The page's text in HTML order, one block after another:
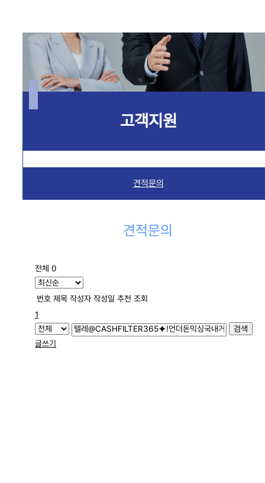
고객지원
견적문의
견적문의
전체 0
번호 제목 작성자 작성일 추천 조회
1
검색
글쓰기